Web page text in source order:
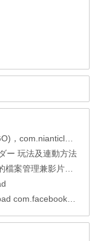
(.apk) (.xapk)
ー 玩法及連動方法
理兼影片轉檔工具
APK